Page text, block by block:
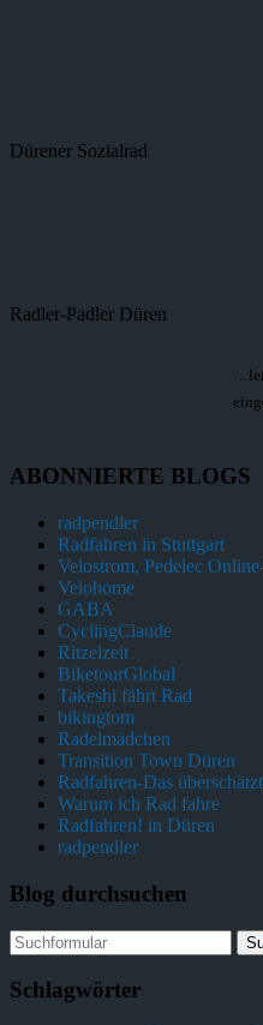
Dürener Sozialrad
Radler-Padler Düren
ABONNIERTE BLOGS
radpendler
Radfahren in Stuttgart
Velostrom, Pedelec
Velohome
GABA
CyclingClaude
Ritzelzeit
BiketourGlobal
Takeshi fährt Rad
bikingtom
Radelmädchen
Transition Town Düren
Radfahren-Das
Warum ich Rad fahre
Radfahren! in Düren
radpendler
Blog durchsuchen
Schlagwörter